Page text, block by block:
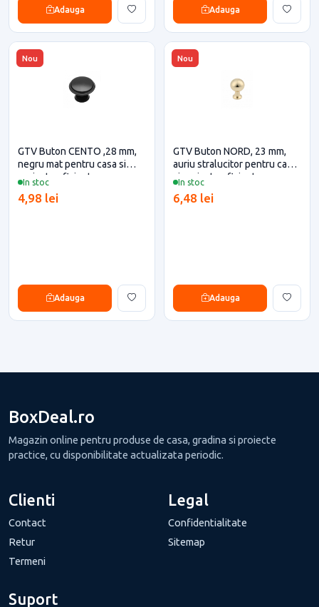
Adauga Adauga
Nou
In stoc
GTV Buton CENTO ,28 mm,
negru mat pentru casa si
proiecte eficiente
4,98 lei
Adauga
Nou
In stoc
GTV Buton NORD, 23 mm,
auriu stralucitor pentru casa
si proiecte eficiente
6,48 lei
Adauga
BoxDeal.ro
Magazin online pentru produse de casa, gradina si proiecte
practice, cu disponibilitate actualizata periodic.
Clienti
Contact
Retur
Termeni
Legal
Confidentialitate
Sitemap
Suport